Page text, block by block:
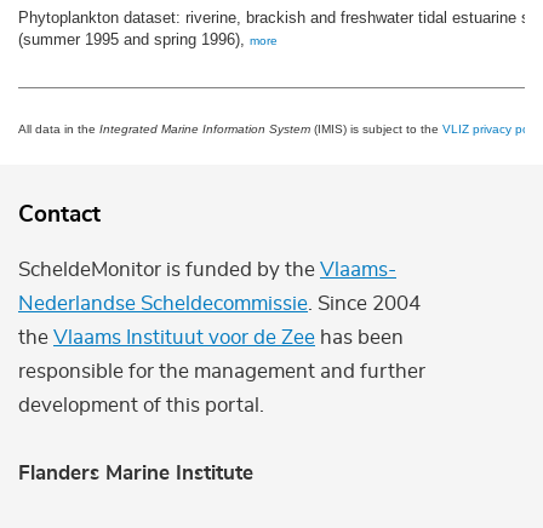
Phytoplankton dataset: riverine, brackish and freshwater tidal estuarine
(summer 1995 and spring 1996), more
All data in the Integrated Marine Information System (IMIS) is subject to the VLIZ privacy
Contact
ScheldeMonitor is funded by the Vlaams-
Nederlandse Scheldecommissie . Since 2004
the Vlaams Instituut voor de Zee has been
responsible for the management and further
development of this portal.
Flanders Marine Institute